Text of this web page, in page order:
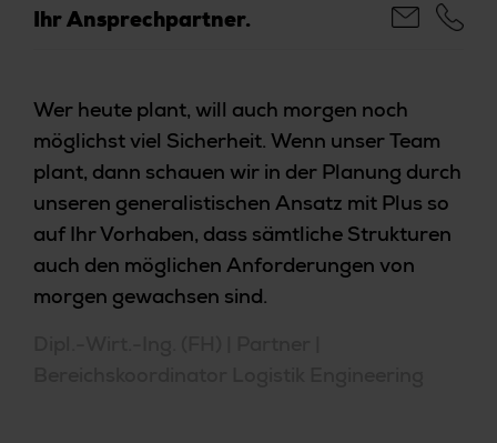
Ihr Ansprechpartner.
Wer heute plant, will auch morgen noch
möglichst viel Sicherheit. Wenn unser Team
plant, dann schauen wir in der Planung durch
unseren generalistischen Ansatz mit Plus so
auf Ihr Vorhaben, dass sämtliche Strukturen
auch den möglichen Anforderungen von
morgen gewachsen sind.